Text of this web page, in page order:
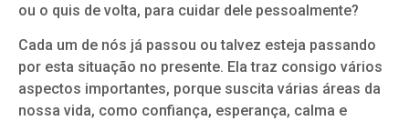
ou o quis de volta, para cuidar dele pessoalmente?
Cada um de nós já passou ou talvez esteja passando
por esta situação no presente. Ela traz consigo vários
aspectos importantes, porque suscita várias áreas da
nossa vida, como confiança, esperança, calma e